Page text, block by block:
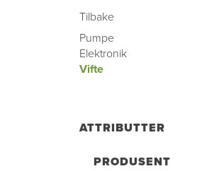
Tilbake
Pumpe
Elektronik
Vifte
ATTRIBUTTER
PRODUSENT